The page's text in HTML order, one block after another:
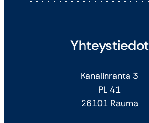
Yhteystiedot
Kanalinranta 3
PL 41
26101 Rauma